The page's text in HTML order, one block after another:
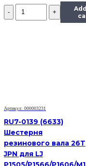
Количество
Шестерня
Артикул: 000003231
RU7-0139 (6633)
Шестерня
резинового вала 26T
JPN для LJ